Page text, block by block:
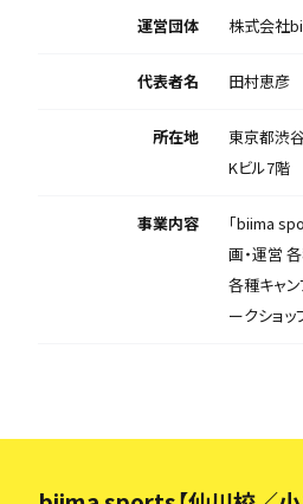
運営団体 株式会社
代表者名 田村恵彦
所在地
東京都渋
Kビル7階
事業内容
「biima
画・運営
各種キャ
ークショッ